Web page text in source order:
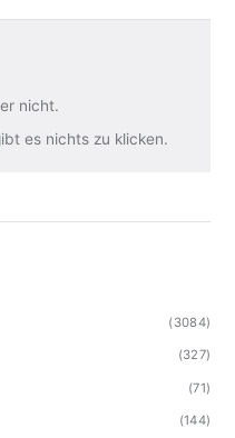
nicht.
es nichts zu klicken.
(3084)
(327)
(71)
(144)